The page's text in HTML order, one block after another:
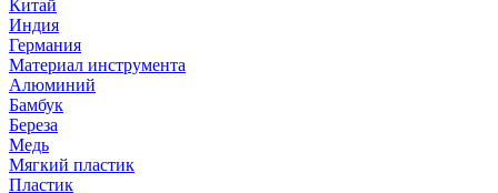
Китай
Индия
Германия
Материал инструмента
Алюминий
Бамбук
Береза
Медь
Мягкий пластик
Пластик